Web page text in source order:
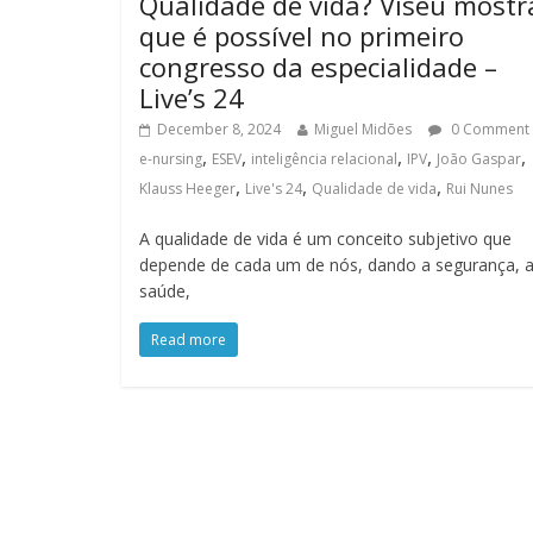
que é possível no primeiro
congresso da especialidade –
Live’s 24
December 8, 2024 Miguel Midões
0 Comment
e-nursing, ESEV, inteligência relacional, IPV, João Gaspar,
Klauss Heeger, Live's 24, Qualidade de vida, Rui Nunes
A qualidade de vida é um conceito subjetivo que
depende de cada um de nós, dando a segurança, a
saúde,
Read more